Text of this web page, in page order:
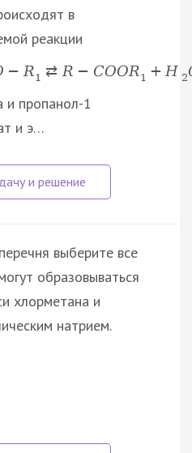
в
реакции
− R1 ⇄ R − COOR1 + H 2
и пропанол-1
и э…
выберите все
образовываться
хлорметана и
натрием.